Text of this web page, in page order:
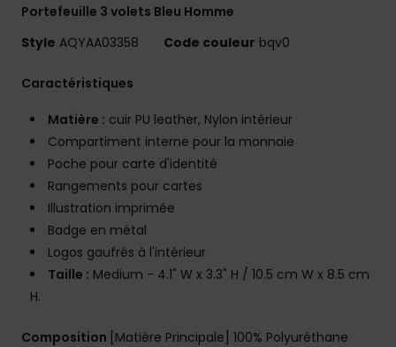
Portefeuille 3 volets Bleu Homme
Style AQYAA03358 Code couleur bqv0
Caractéristiques
Matière : cuir PU leather, Nylon intérieur
Compartiment interne pour la monnaie
Poche pour carte d'identité
Rangements pour cartes
Illustration imprimée
Badge en métal
Logos gaufrés à l'intérieur
Taille : Medium - 4.1" W x 3.3" H / 10.5 cm W x 8.5 cm
H.
Composition [Matière Principale] 100% Polyuréthane